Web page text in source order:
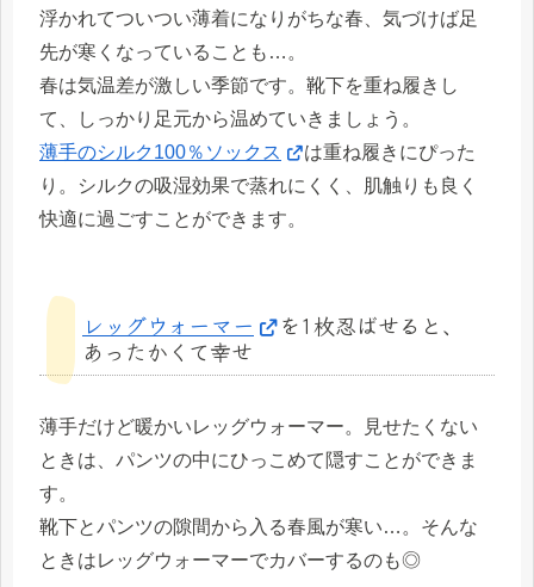
浮かれてついつい薄着になりがちな春、気づけば足
先が寒くなっていることも…。
春は気温差が激しい季節です。靴下を重ね履きし
て、しっかり足元から温めていきましょう。
薄手のシルク100％ソックス
は重ね履きにぴった
り。シルクの吸湿効果で蒸れにくく、肌触りも良く
快適に過ごすことができます。
レッグウォーマー
を1枚忍ばせると、
あったかくて幸せ
薄手だけど暖かいレッグウォーマー。見せたくない
ときは、パンツの中にひっこめて隠すことができま
す。
靴下とパンツの隙間から入る春風が寒い…。そんな
ときはレッグウォーマーでカバーするのも◎